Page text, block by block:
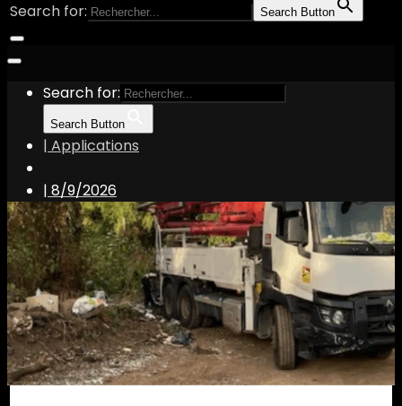
Search for: Search Button
Search for:
Search Button
| Applications
| 8/9/2026